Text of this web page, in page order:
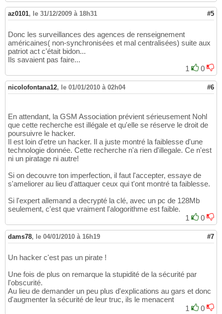
az0101, le 31/12/2009 à 18h31 #5
Donc les surveillances des agences de renseignement
américaines( non-synchronisées et mal centralisées) suite aux
patriot act c'était bidon...
Ils savaient pas faire...
1
0
nicolofontana12, le 01/01/2010 à 02h04 #6
En attendant, la GSM Association prévient sérieusement Nohl
que cette recherche est illégale et qu'elle se réserve le droit de
poursuivre le hacker.
Il est loin d'etre un hacker. Il a juste montré la faiblesse d'une
technologie donnée. Cette recherche n'a rien d'illegale. Ce n'est
ni un piratage ni autre!
Si on decouvre ton imperfection, il faut l'accepter, essaye de
s'ameliorer au lieu d'attaquer ceux qui t'ont montré ta faiblesse.
Si l'expert allemand a decrypté la clé, avec un pc de 128Mb
seulement, c'est que vraiment l'alogorithme est faible.
1
0
dams78, le 04/01/2010 à 16h19 #7
Un hacker c'est pas un pirate !
Une fois de plus on remarque la stupidité de la sécurité par
l'obscurité.
Au lieu de demander un peu plus d'explications au gars et donc
d'augmenter la sécurité de leur truc, ils le menacent
1
0